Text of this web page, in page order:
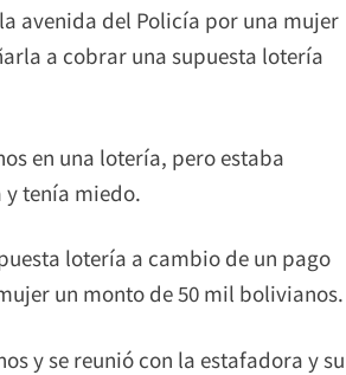
avenida del Policía por una mujer
a cobrar una supuesta lotería
en una lotería, pero estaba
tenía miedo.
lotería a cambio de un pago
un monto de 50 mil bolivianos.
y se reunió con la estafadora y su